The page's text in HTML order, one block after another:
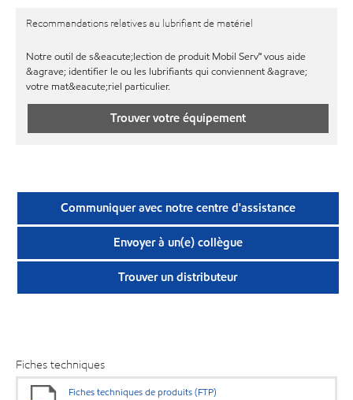
Recommandations relatives au lubrifiant de matériel
Notre outil de s&eacute;lection de produit Mobil Serv℠ vous aide
&agrave; identifier le ou les lubrifiants qui conviennent &agrave;
votre mat&eacute;riel particulier.
Trouver votre équipement
Communiquer avec notre centre d'assistance
Envoyer à un(e) collègue
Trouver un distributeur
Fiches techniques
Fiches techniques de produits (FTP)